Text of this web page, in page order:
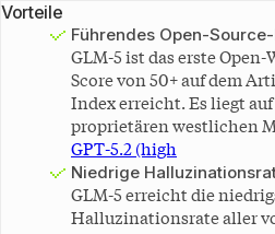
Vorteile
Führendes Open-
GLM-5 ist das erste
Score von 50+ auf dem
Index erreicht. Es liegt
proprietären westlichen
GPT-5.2 (high
Niedrige
GLM-5 erreicht die
Halluzinationsrate aller